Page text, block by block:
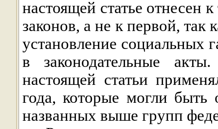
настоящей статье отнесен
законов, а не к первой, так
установление социальных
в законодательные
настоящей статьи
года, которые могли
названных выше групп